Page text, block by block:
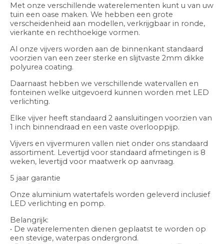
Met onze verschillende waterelementen kunt u van uw
tuin een oase maken. We hebben een grote
verscheidenheid aan modellen, verkrijgbaar in ronde,
vierkante en rechthoekige vormen.
Al onze vijvers worden aan de binnenkant standaard
voorzien van een zeer sterke en slijtvaste 2mm dikke
polyurea coating.
Daarnaast hebben we verschillende watervallen en
fonteinen welke uitgevoerd kunnen worden met LED
verlichting.
Elke vijver heeft standaard 2 aansluitingen voorzien van
1 inch binnendraad en een vaste overlooppijp.
Vijvers en vijvermuren vallen niet onder ons standaard
assortiment. Levertijd voor standaard afmetingen is 8
weken, levertijd voor maatwerk op aanvraag.
5 jaar garantie
Onze aluminium watertafels worden geleverd inclusief
LED verlichting en pomp.
Belangrijk:
• De waterelementen dienen geplaatst te worden op
een stevige, waterpas ondergrond.